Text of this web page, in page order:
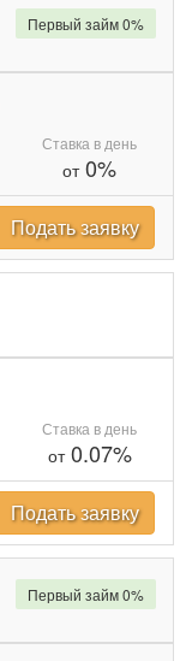
Ставка в день
от0%
Первый займ 0%
Подать заявку
Ставка в день
от0.07%
Подать заявку
Первый займ 0%